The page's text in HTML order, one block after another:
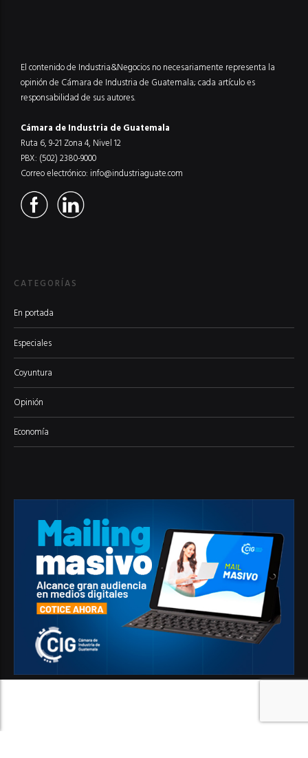
El contenido de Industria&Negocios no necesariamente representa la
opinión de Cámara de Industria de Guatemala; cada artículo es
responsabilidad de sus autores.
Cámara de Industria de Guatemala
Ruta 6, 9-21 Zona 4, Nivel 12
PBX: (502) 2380-9000
Correo electrónico: info@industriaguate.com
CATEGORÍAS
En portada
Especiales
Coyuntura
Opinión
Economía